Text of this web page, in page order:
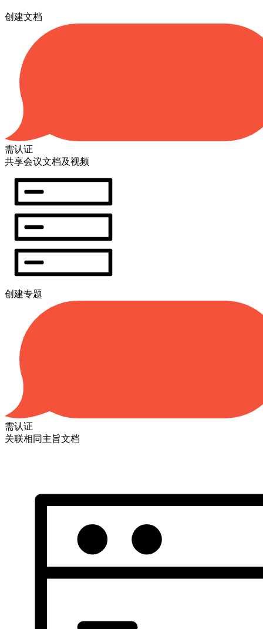
创建文档
需认证
共享会议文档及视频
创建专题
需认证
关联相同主旨文档